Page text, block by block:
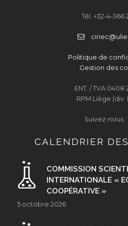
Tél. +32-4-366
Politique de
Gestion des
ENT. / TVA 0408
RPM Liège (div.
Suivez-nous :
CALENDRIER
COMMISSION
INTERNATIONALE «
COOPÉRATIVE »
5 octobre 2026